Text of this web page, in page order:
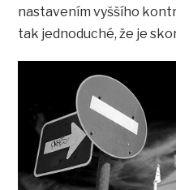
nastavením vyššího
tak jednoduché, že je